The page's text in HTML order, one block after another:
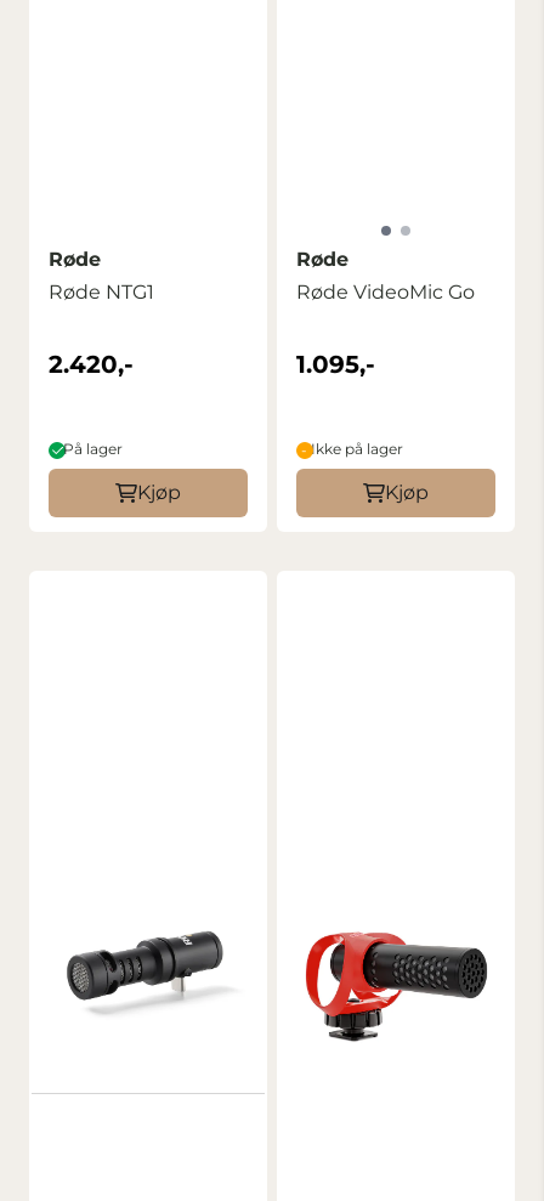
Røde
Røde NTG1
2.420,-
På lager
Kjøp
Røde
Røde VideoMic Go
1.095,-
Ikke på lager
Kjøp